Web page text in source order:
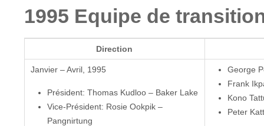
1995 Equipe de
Direction
Janvier – Avril, 1995
Président: Thomas Kudloo – Baker Lake
Vice-Président: Rosie Ookpik –
Pangnirtung
George
Frank
Kono
Peter